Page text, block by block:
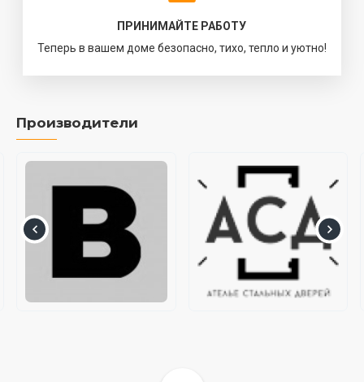
ПРИНИМАЙТЕ РАБОТУ
Теперь в вашем доме безопасно, тихо, тепло и уютно!
Производители